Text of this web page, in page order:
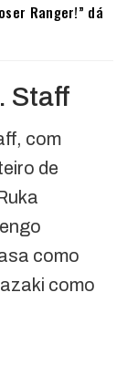
Ranger!” dá
Staff
com
de
como
como